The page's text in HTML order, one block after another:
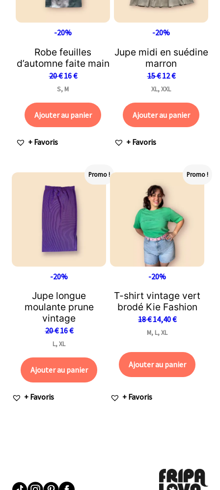
-20%
Robe feuilles
d’automne faite main
20€ 16€
S, M
Ajouter au panier
+ Favoris
-20%
Jupe midi en suédine
marron
15€ 12€
XL, XXL
Ajouter au panier
+ Favoris
Promo !
-20%
Jupe longue
moulante prune
vintage
20€ 16€
L, XL
Ajouter au panier
+ Favoris
Promo !
-20%
T-shirt vintage vert
brodé Kie Fashion
18€ 14,40€
M, L, XL
Ajouter au panier
+ Favoris